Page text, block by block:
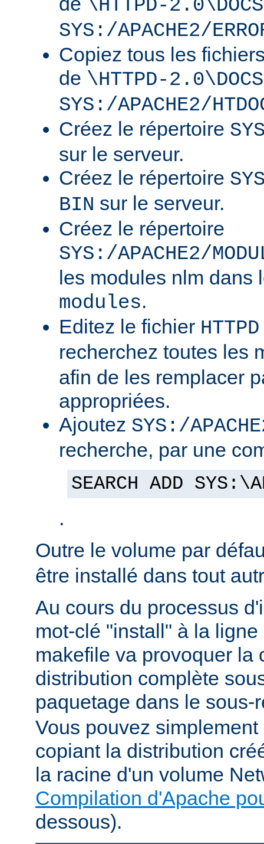
\HTTPD-
SYS:/APACHE2/
Copiez tous les
de \HTTPD-
SYS:/APACHE2/
Créez le répertoire
sur le serveur.
Créez le répertoire
BIN sur le serveur.
Créez le répertoire
SYS:/APACHE2/
les modules nlm dans
modules.
Editez le fichier
recherchez toutes les
afin de les remplacer
appropriées.
Ajoutez SYS:/
recherche, par une
SEARCH ADD
.
Outre le volume par
être installé dans tout
Au cours du processus
mot-clé "install" à la
makefile va provoquer la
distribution complète
paquetage dans le
Vous pouvez
copiant la distribution
la racine d'un volume
Compilation d'Apache
dessous).